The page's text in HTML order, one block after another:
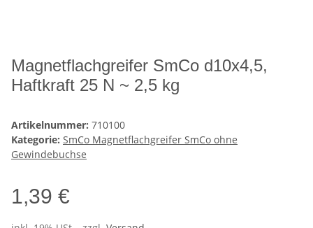
Magnetflachgreifer SmCo d10x4,5,
Haftkraft 25 N ~ 2,5 kg
Artikelnummer: 710100
Kategorie: SmCo Magnetflachgreifer SmCo ohne
Gewindebuchse
1,39 €